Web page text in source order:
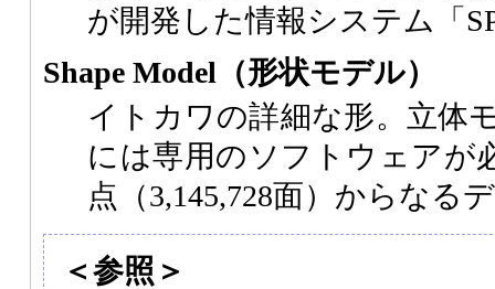
が開発した情報システム「
Shape Model（形状モデル）
イトカワの詳細な形。立体
には専用のソフトウェアが
点（3,145,728面）からなる
＜参照＞